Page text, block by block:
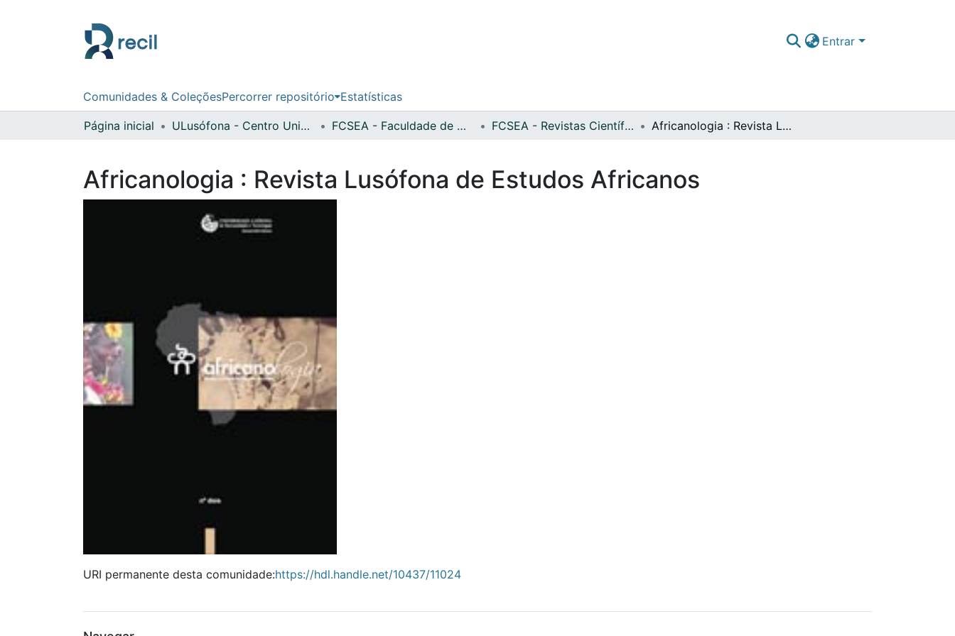
Entrar
Comunidades & ColeçõesPercorrer repositório Estatísticas
Página inicial ULusófona - Centro Universitário de Lisboa FCSEA - Faculdade de Ciências Sociais, Educação e Administração FCSEA - Revistas Científicas Africanologia : Revista Lusófona de Estudos Africanos
Africanologia : Revista Lusófona de Estudos Africanos
URI permanente desta comunidade:https://hdl.handle.net/10437/11024